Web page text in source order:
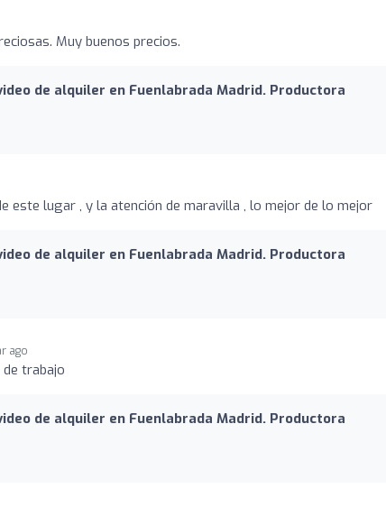
Muy buenos precios.
de alquiler en Fuenlabrada Madrid. Productora
este lugar , y la atención de maravilla , lo mejor de lo mejor
de alquiler en Fuenlabrada Madrid. Productora
ago
trabajo
de alquiler en Fuenlabrada Madrid. Productora